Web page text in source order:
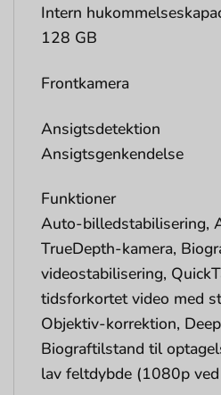
Intern
128 GB
Frontkamera
Ansigtsdetektion
Ansigtsgenkendelse
Funktioner
Auto-billedstabilisering,
TrueDepth-kamera,
videostabilisering,
tidsforkortet video med
Objektiv-korrektion,
Biograftilstand til
lav feltdybde (1080p